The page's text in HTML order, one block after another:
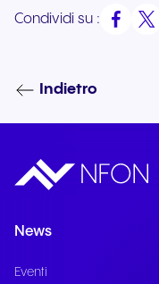
Condividi su :
Indietro
News
Eventi